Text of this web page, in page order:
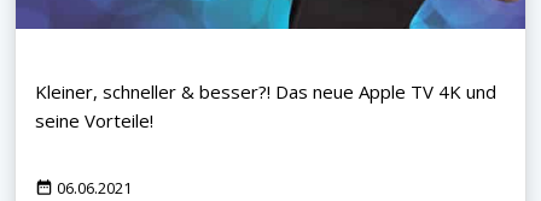
Kleiner, schneller & besser?! Das neue Apple TV 4K und
seine Vorteile!
06.06.2021